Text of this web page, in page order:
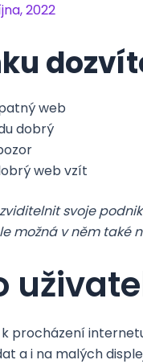
2022
web
dobrý
web vzít
svoje
možná v něm
procházení
a i na malých